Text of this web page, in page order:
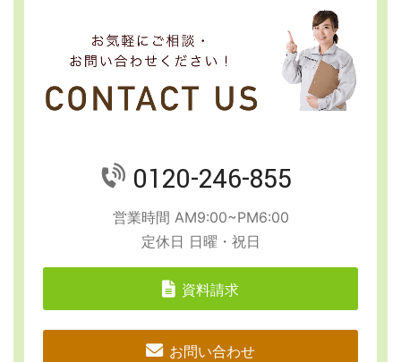
0120-246-855
営業時間 AM9:00~PM6:00
定休日 日曜・祝日
資料請求
お問い合わせ